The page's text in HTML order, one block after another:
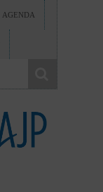
AGENDA